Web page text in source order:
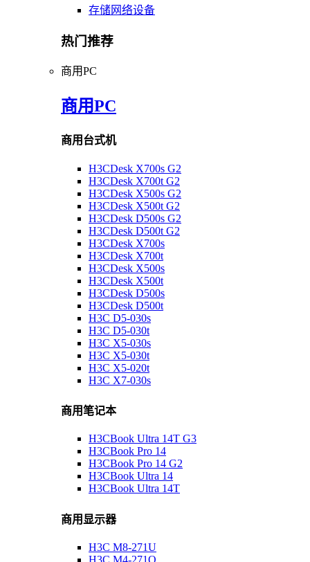
存储网络设备
热门推荐
商用PC
商用PC
商用台式机
H3CDesk X700s G2
H3CDesk X700t G2
H3CDesk X500s G2
H3CDesk X500t G2
H3CDesk D500s G2
H3CDesk D500t G2
H3CDesk X700s
H3CDesk X700t
H3CDesk X500s
H3CDesk X500t
H3CDesk D500s
H3CDesk D500t
H3C D5-030s
H3C D5-030t
H3C X5-030s
H3C X5-030t
H3C X5-020t
H3C X7-030s
商用笔记本
H3CBook Ultra 14T G3
H3CBook Pro 14
H3CBook Pro 14 G2
H3CBook Ultra 14
H3CBook Ultra 14T
商用显示器
H3C M8-271U
H3C M4-271Q